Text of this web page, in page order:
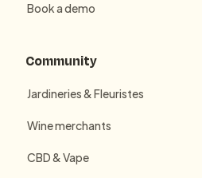
Book a demo
Community
Jardineries & Fleuristes
Wine merchants
CBD & Vape